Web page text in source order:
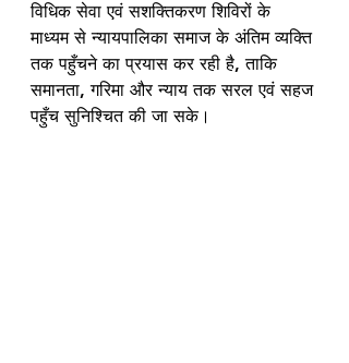
विधिक सेवा एवं सशक्तिकरण शिविरों के
माध्यम से न्यायपालिका समाज के अंतिम व्यक्ति
तक पहुँचने का प्रयास कर रही है, ताकि
समानता, गरिमा और न्याय तक सरल एवं सहज
पहुँच सुनिश्चित की जा सके।